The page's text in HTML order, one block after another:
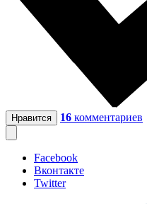
Нравится 16 комментариев
Facebook
Вконтакте
Twitter